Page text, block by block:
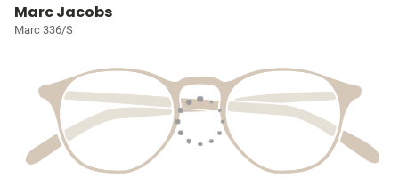
Marc Jacobs
Marc 336/S